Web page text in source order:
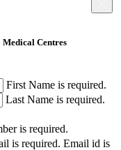
Centres
First Name is required.
Last Name is required.
is required.
is required. Email id is